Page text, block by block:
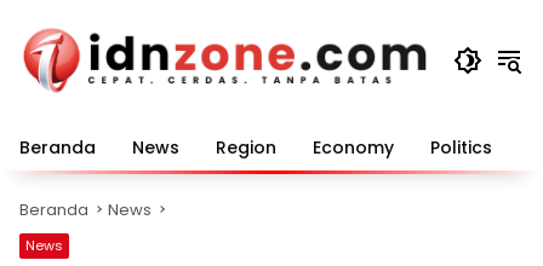
konten
Beranda News Region Economy Politics
Beranda News
News